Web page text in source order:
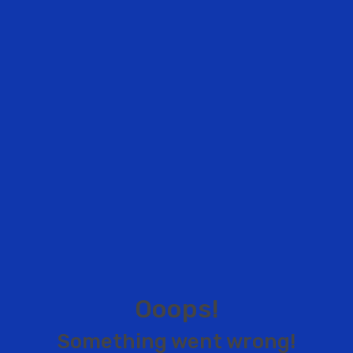
Ooops!
Something went wrong!